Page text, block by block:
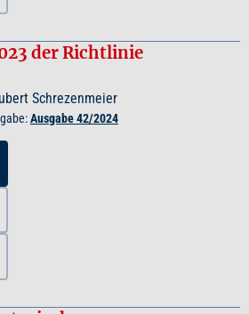
der Richtlinie
Schrezenmeier
Ausgabe 42/2024